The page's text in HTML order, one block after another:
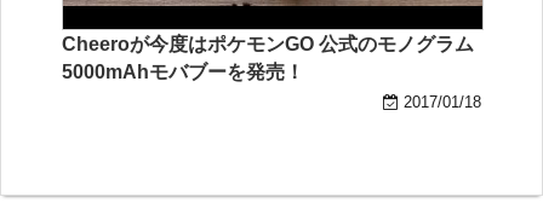
Cheeroが今度はポケモンGO 公式のモノグラム
5000mAhモバブーを発売！
2017/01/18